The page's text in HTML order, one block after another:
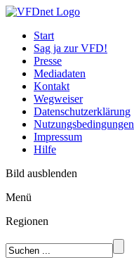
Start
Sag ja zur VFD!
Presse
Mediadaten
Kontakt
Wegweiser
Datenschutzerklärung
Nutzungsbedingungen
Impressum
Hilfe
Bild ausblenden
Menü
Regionen